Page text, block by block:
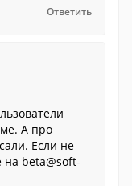
Ответить
А про
Если не
beta@soft-